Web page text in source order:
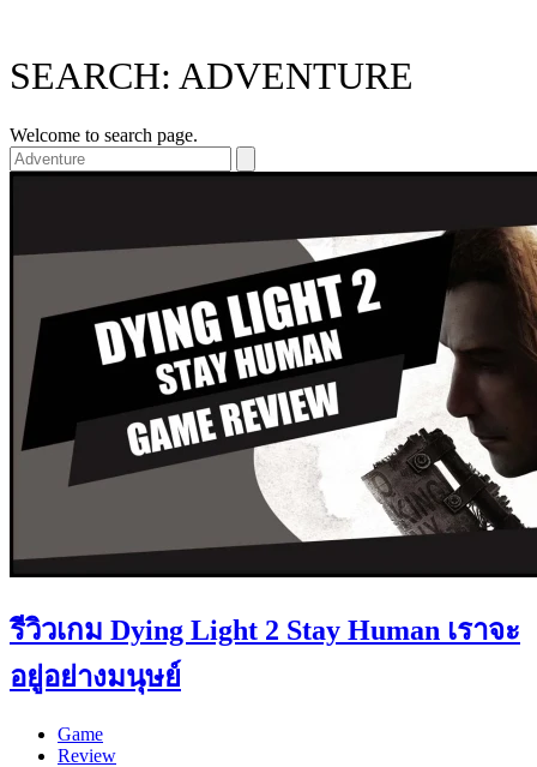
SEARCH: ADVENTURE
Welcome to search page.
รีวิวเกม Dying Light 2 Stay Human เราจะ
อยู่อย่างมนุษย์
Game
Review